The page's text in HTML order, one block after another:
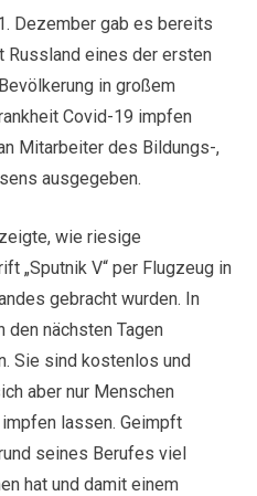
Dezember gab es bereits
Russland eines der ersten
in großem
Covid-19 impfen
Mitarbeiter des Bildungs-,
ausgegeben.
wie riesige
„Sputnik V“ per Flugzeug in
gebracht wurden. In
den nächsten Tagen
Sie sind kostenlos und
aber nur Menschen
lassen. Geimpft
seines Berufes viel
hat und damit einem